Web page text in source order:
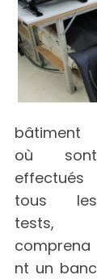
bâtiment
où sont
effectués
tous les
tests,
comprena
nt un banc